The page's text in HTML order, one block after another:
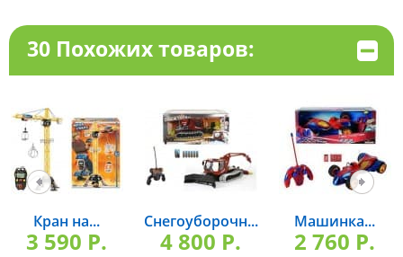
30 Похожих товаров:
Кран на...
3 590 P.
Снегоуборочн...
4 800 P.
Машинка...
2 760 P.